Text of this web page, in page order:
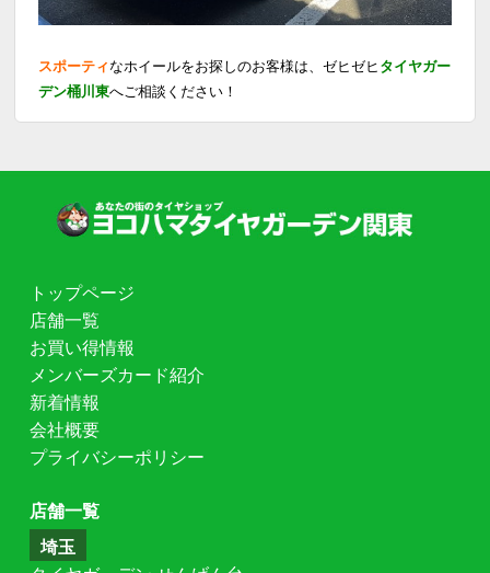
スポーティなホイールをお探しのお客様は、ゼヒゼヒタイヤガー
デン桶川東へご相談ください！
トップページ
店舗一覧
お買い得情報
メンバーズカード紹介
新着情報
会社概要
プライバシーポリシー
店舗一覧
埼玉